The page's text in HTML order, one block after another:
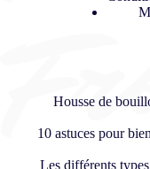
Housse de
10 astuces pour
Les différents